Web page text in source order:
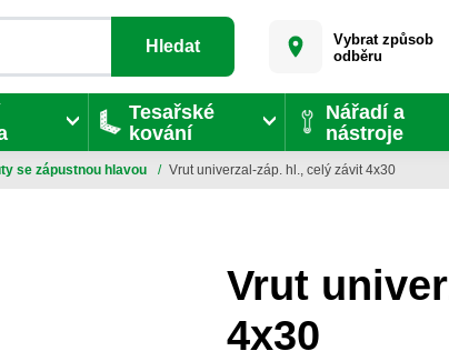
Hledat
Vybrat způsob
odběru
Tesařské
kování
Nářadí a
nástroje
se zápustnou hlavou / Vrut univerzal-záp. hl., celý závit 4x30
Vrut
4x30